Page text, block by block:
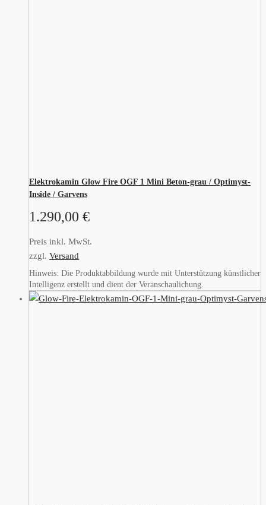
Elektrokamin Glow Fire OGF 1 Mini Beton-grau / Optimyst-
Inside / Garvens
1.290,00 €
Preis inkl. MwSt.
zzgl. Versand
Hinweis: Die Produktabbildung wurde mit Unterstützung künstlicher
Intelligenz erstellt und dient der Veranschaulichung.